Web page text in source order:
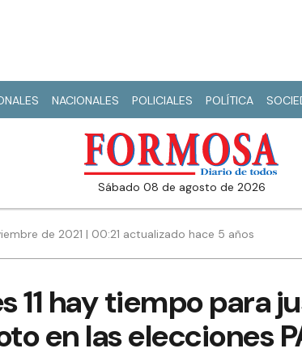
NACIONALES POLICIALES POLÍTICA
sábado 08 de agosto de 2026
de 2021 | 00:21 actualizado hace 5 años
11 hay tiempo para
en las elecciones